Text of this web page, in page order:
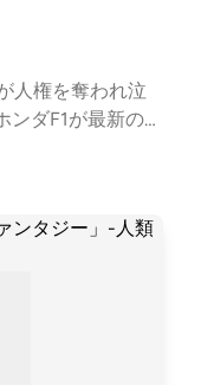
人権を奪われ泣
ダF1が最新の風
びっくりするぐ